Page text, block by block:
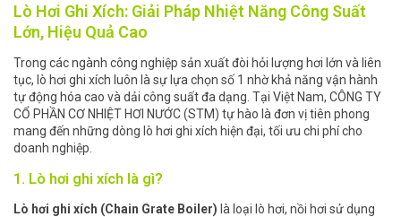
Lò Hơi Ghi Xích: Giải Pháp Nhiệt Năng Công Suất
Lớn, Hiệu Quả Cao
Trong các ngành công nghiệp sản xuất đòi hỏi lượng hơi lớn và liên
tục, lò hơi ghi xích luôn là sự lựa chọn số 1 nhờ khả năng vận hành
tự động hóa cao và dải công suất đa dạng. Tại Việt Nam, CÔNG TY
CỔ PHẦN CƠ NHIỆT HƠI NƯỚC (STM) tự hào là đơn vị tiên phong
mang đến những dòng lò hơi ghi xích hiện đại, tối ưu chi phí cho
doanh nghiệp.
1. Lò hơi ghi xích là gì?
Lò hơi ghi xích (Chain Grate Boiler) là loại lò hơi, nồi hơi sử dụng